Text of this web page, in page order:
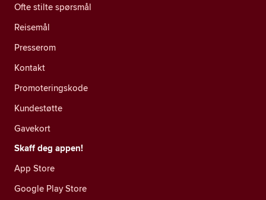
Ofte stilte spørsmål
Reisemål
Presserom
Kontakt
Promoteringskode
Kundestøtte
Gavekort
Skaff deg appen!
App Store
Google Play Store